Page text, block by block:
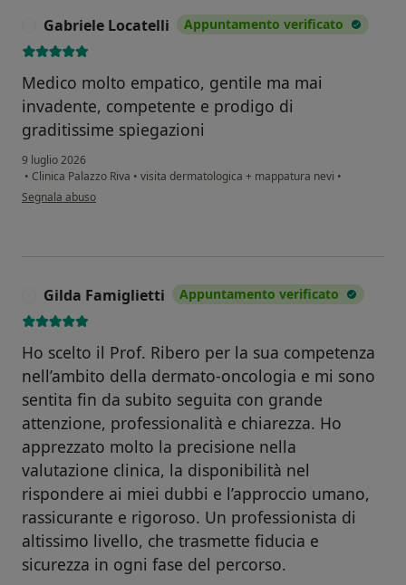
Gabriele Locatelli Appuntamento verificato
Medico molto empatico, gentile ma mai
invadente, competente e prodigo di
graditissime spiegazioni
9 luglio 2026
• Clinica Palazzo Riva • visita dermatologica + mappatura nevi •
secondo l'opinione dell'utente Gabriele Locatelli
Segnala abuso
Gilda Famiglietti Appuntamento verificato
Ho scelto il Prof. Ribero per la sua competenza
nell’ambito della dermato-oncologia e mi sono
sentita fin da subito seguita con grande
attenzione, professionalità e chiarezza. Ho
apprezzato molto la precisione nella
valutazione clinica, la disponibilità nel
rispondere ai miei dubbi e l’approccio umano,
rassicurante e rigoroso. Un professionista di
altissimo livello, che trasmette fiducia e
sicurezza in ogni fase del percorso.